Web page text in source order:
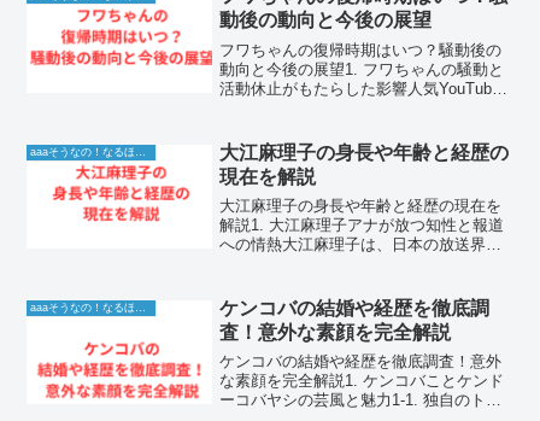
り、そのルーツとなる家族...
動後の動向と今後の展望
フワちゃんの復帰時期はいつ？騒動後の
動向と今後の展望1. フワちゃんの騒動と
活動休止がもたらした影響人気YouTuber
の不適切な投稿をきっかけに活動休止を
発表したこ...
大江麻理子の身長や年齢と経歴の
現在を解説
大江麻理子の身長や年齢と経歴の現在を
解説1. 大江麻理子アナが放つ知性と報道
への情熱大江麻理子は、日本の放送界に
わたり報道の最前線で活躍し続け、その
誠実な姿勢と鋭い洞察...
aaaそうなの！なるほど！情報
ケンコバの結婚や経歴を徹底調
査！意外な素顔を完全解説
ケンコバの結婚や経歴を徹底調査！意外
な素顔を完全解説1. ケンコバことケンド
ーコバヤシの芸風と魅力1-1. 独自のトー